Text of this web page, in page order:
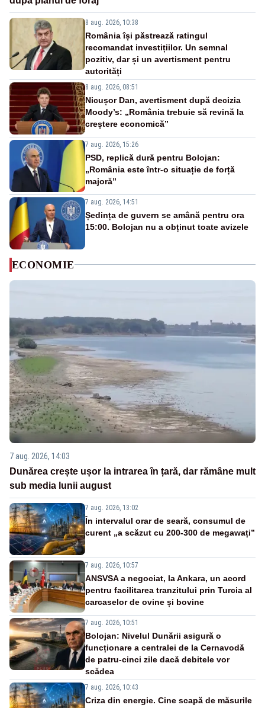
8 aug. 2026, 10:38
România își păstrează ratingul
recomandat investițiilor. Un semnal
pozitiv, dar și un avertisment pentru
autorități
8 aug. 2026, 08:51
Nicușor Dan, avertisment după decizia
Moody’s: „România trebuie să revină la
creștere economică”
7 aug. 2026, 15:26
PSD, replică dură pentru Bolojan:
„România este într-o situație de forță
majoră”
7 aug. 2026, 14:51
Ședința de guvern se amână pentru ora
15:00. Bolojan nu a obținut toate avizele
ECONOMIE
7 aug. 2026, 14:03
Dunărea crește ușor la intrarea în țară, dar rămâne mult
sub media lunii august
7 aug. 2026, 13:02
În intervalul orar de seară, consumul de
curent „a scăzut cu 200-300 de megawați”
7 aug. 2026, 10:57
ANSVSA a negociat, la Ankara, un acord
pentru facilitarea tranzitului prin Turcia al
carcaselor de ovine și bovine
7 aug. 2026, 10:51
Bolojan: Nivelul Dunării asigură o
funcționare a centralei de la Cernavodă
de patru-cinci zile dacă debitele vor
scădea
7 aug. 2026, 10:43
Criza din energie. Cine scapă de măsurile